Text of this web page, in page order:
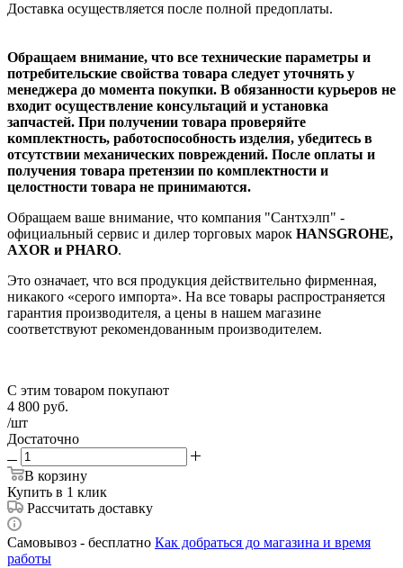
Доставка осуществляется после полной предоплаты.
Обращаем внимание, что все технические параметры и
потребительские свойства товара следует уточнять у
менеджера до момента покупки. В обязанности курьеров не
входит осуществление консультаций и установка
запчастей. При получении товара проверяйте
комплектность, работоспособность изделия, убедитесь в
отсутствии механических повреждений. После оплаты и
получения товара претензии по комплектности и
целостности товара не принимаются.
Обращаем ваше внимание, что компания "Сантхэлп" -
официальный сервис и дилер торговых марок HANSGROHE,
AXOR и PHARO.
Это означает, что вся продукция действительно фирменная,
никакого «серого импорта». На все товары распространяется
гарантия производителя, а цены в нашем магазине
соответствуют рекомендованным производителем.
С этим товаром покупают
4 800 руб.
/шт
Достаточно
В корзину
Купить в 1 клик
Рассчитать доставку
Самовывоз - бесплатно Как добраться до магазина и время
работы